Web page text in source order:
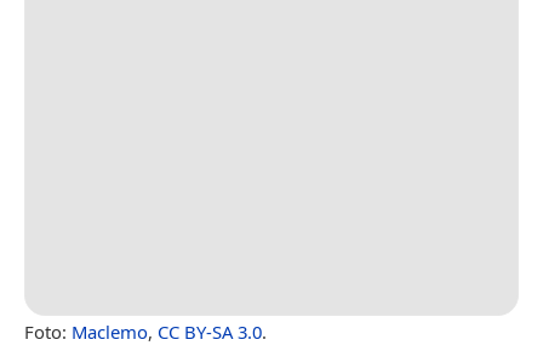
Foto: Maclemo, CC BY-SA 3.0.